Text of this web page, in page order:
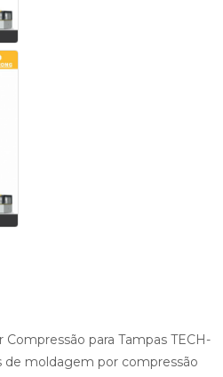
para Tampas TECH-
de moldagem por compressão